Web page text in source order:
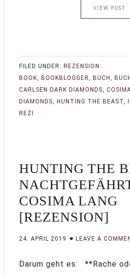
VIEW POST
FILED UNDER: REZENSION
BOOK, BOOKBLOGGER, BUCH ,
CARLSEN DARK DIAMONDS,
DIAMONDS, HUNTING THE BEAST,
REZI
HUNTING THE
COSIMA LANG
[REZENSION]
24. APRIL 2019 LEAVE A
Darum geht es: **Rache